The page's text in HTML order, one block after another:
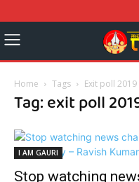
Home Tags Exit poll 2019
Tag: exit poll
I AM GAURI
Stop watching